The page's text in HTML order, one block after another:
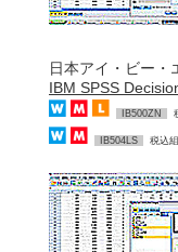
日本アイ・ビー・
IBM SPSS
IB500ZN
IB504LS 税込